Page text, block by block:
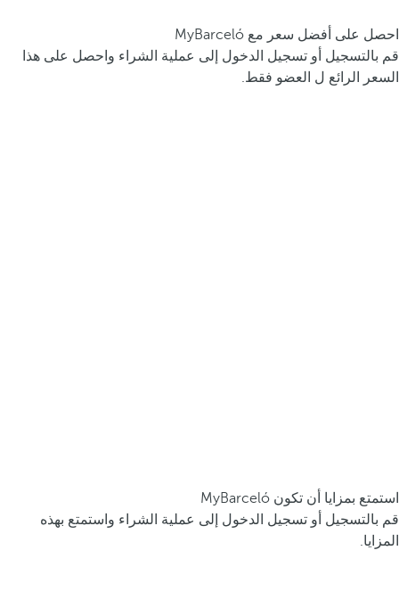
احصل على أفضل سعر مع MyBarceló
قم بالتسجيل أو تسجيل الدخول إلى عملية الشراء واحصل على هذا
السعر الرائع ل العضو فقط.
استمتع بمزايا أن تكون MyBarceló
قم بالتسجيل أو تسجيل الدخول إلى عملية الشراء واستمتع بهذه
المزايا.